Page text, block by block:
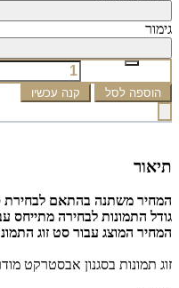
גימור
הוספה לסל קנה עכשיו
תיאור
המחיר משתנה בהתאם לבחירת
גודל התמונות לבחירה מתייחס
המחיר המוצג עבור סט זוג
זוג תמונות בסגנון אבסטרקט